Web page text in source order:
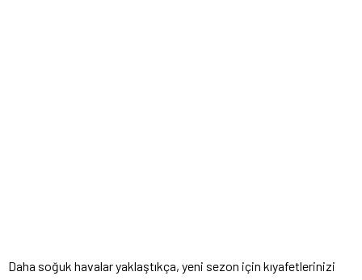
Daha soğuk havalar yaklaştıkça, yeni sezon için kıyafetlerinizi